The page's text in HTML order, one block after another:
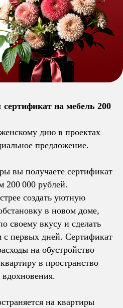
на мебель 200
дню в проектах
предложение.
вы получаете сертификат
200 000 рублей.
создать уютную
в новом доме,
своему вкусу и сделать
с первых дней. Сертификат
на обустройство
в пространство
на квартиры